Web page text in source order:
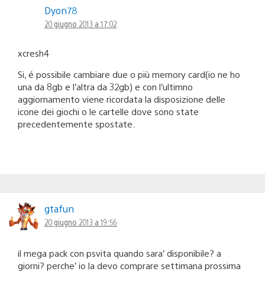
Dyon78
20 giugno 2013 a 17:02
xcresh4
Si, é possibile cambiare due o più memory card(io ne ho
una da 8gb e l’altra da 32gb) e con l’ultimno
aggiornamento viene ricordata la disposizione delle
icone dei giochi o le cartelle dove sono state
precedentemente spostate.
gtafun
20 giugno 2013 a 19:56
il mega pack con psvita quando sara’ disponibile? a
giorni? perche’ io la devo comprare settimana prossima